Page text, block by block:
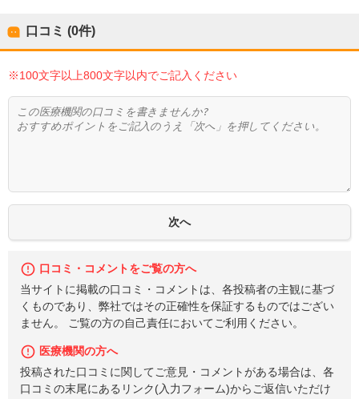
口コミ (0件)
※100文字以上800文字以内でご記入ください
口コミ・コメントをご覧の方へ
当サイトに掲載の口コミ・コメントは、各投稿者の主観に基づ
くものであり、弊社ではその正確性を保証するものではござい
ません。 ご覧の方の自己責任においてご利用ください。
医療機関の方へ
投稿された口コミに関してご意見・コメントがある場合は、各
口コミの末尾にあるリンク(入力フォーム)からご返信いただけ